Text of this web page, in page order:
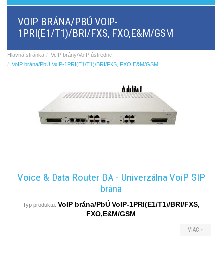
BRI/VOIP
GSM/VOIP
brány
Brány
GSM
Hlasové
smerovače,
Komunikačné
Analógové
VOIP BRÁNA/PBÚ VOIP-
1PRI(E1/T1)/BRI/FXS, FXO,E&M/GSM
Hlavná stránka
VoIP brány/VoIP ústredne
VoIP brána/PbÚ VoIP-1PRI(E1/T1)/BRI/FXS, FXO,E&M/GSM
Voice & Data Router BA - Univerzálna VoiP SIP
brána
Typ produktu: VoIP brána/PbÚ VoIP-1PRI(E1/T1)/BRI/FXS,
FXO,E&M/GSM
VIAC »